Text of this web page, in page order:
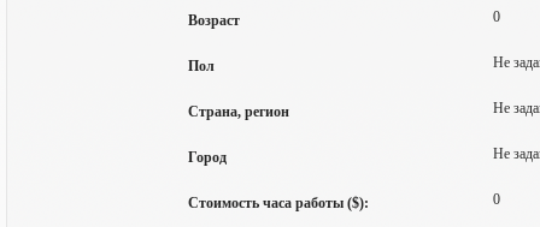
Возраст 0
Пол Не
Страна, регион Не
Город Не
Стоимость часа работы ($): 0